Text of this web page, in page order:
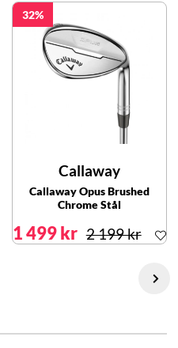
32
Callaway
Callaway Opus Brushed
Chrome Stål
1 499 kr 2 199 kr